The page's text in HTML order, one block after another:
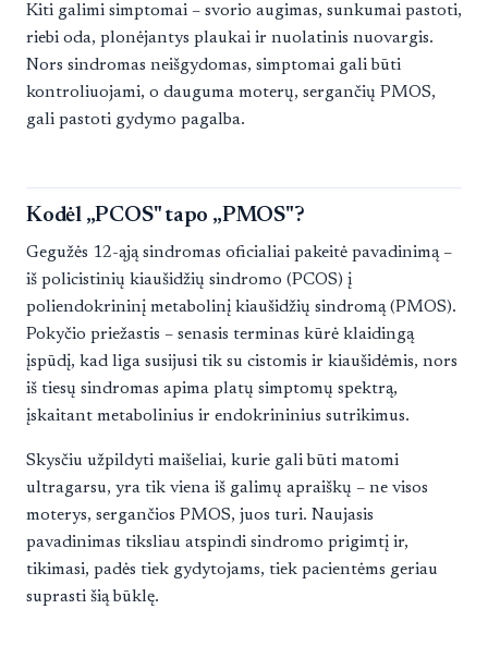
Kiti galimi simptomai – svorio augimas, sunkumai pastoti,
riebi oda, plonėjantys plaukai ir nuolatinis nuovargis.
Nors sindromas neišgydomas, simptomai gali būti
kontroliuojami, o dauguma moterų, sergančių PMOS,
gali pastoti gydymo pagalba.
Kodėl „PCOS" tapo „PMOS"?
Gegužės 12-ąją sindromas oficialiai pakeitė pavadinimą –
iš policistinių kiaušidžių sindromo (PCOS) į
poliendokrininį metabolinį kiaušidžių sindromą (PMOS).
Pokyčio priežastis – senasis terminas kūrė klaidingą
įspūdį, kad liga susijusi tik su cistomis ir kiaušidėmis, nors
iš tiesų sindromas apima platų simptomų spektrą,
įskaitant metabolinius ir endokrininius sutrikimus.
Skysčiu užpildyti maišeliai, kurie gali būti matomi
ultragarsu, yra tik viena iš galimų apraiškų – ne visos
moterys, sergančios PMOS, juos turi. Naujasis
pavadinimas tiksliau atspindi sindromo prigimtį ir,
tikimasi, padės tiek gydytojams, tiek pacientėms geriau
suprasti šią būklę.